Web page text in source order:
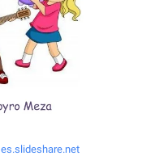
es.slideshare.net